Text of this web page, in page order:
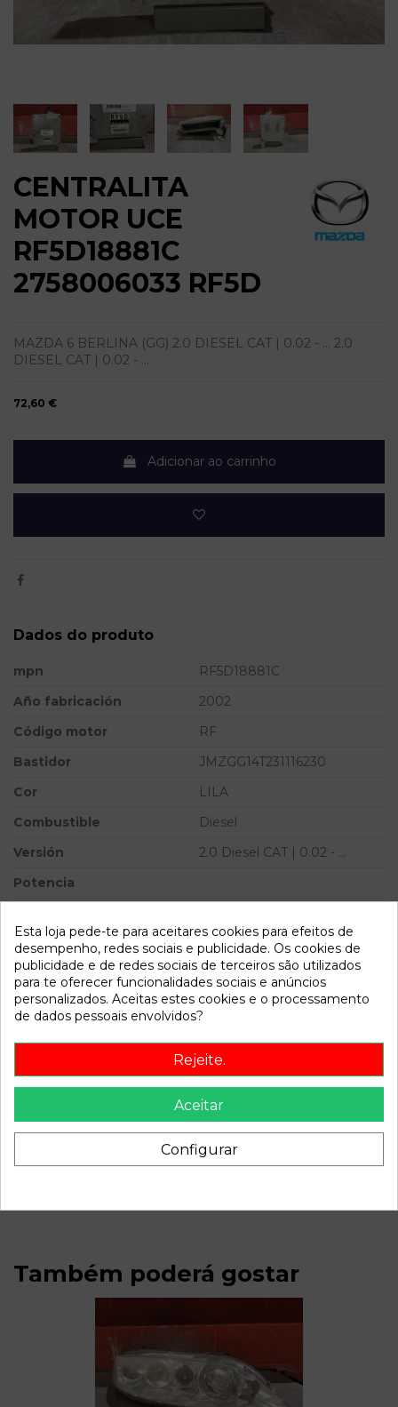
CENTRALITA
MOTOR UCE
RF5D18881C
2758006033 RF5D
MAZDA 6 BERLINA (GG) 2.0 DIESEL CAT | 0.02 - ... 2.0
DIESEL CAT | 0.02 - ...
72,60 €
Adicionar ao carrinho
Dados do produto
mpn
RF5D18881C
Año fabricación
2002
Código motor
RF
Bastidor
JMZGG14T231116230
Cor
LILA
Combustible
Diesel
Versión
2.0 Diesel CAT | 0.02 - ...
Potencia
Ref.Equivalencia
Modelo
6 BERLINA (GG) 2.0 Diesel
CAT | 0.02 - ...
2022-04-04
Recambio de centralita motor uce para mazda 6 berlina
(gg) 2.0 diesel cat | 0.02 - ... 2.0 diesel cat | 0.02 - ...
Também poderá gostar
Esta loja pede-te para aceitares cookies para efeitos de
desempenho, redes sociais e publicidade. Os cookies de
publicidade e de redes sociais de terceiros são utilizados
para te oferecer funcionalidades sociais e anúncios
personalizados. Aceitas estes cookies e o processamento
de dados pessoais envolvidos?
Rejeite.
Aceitar
Configurar